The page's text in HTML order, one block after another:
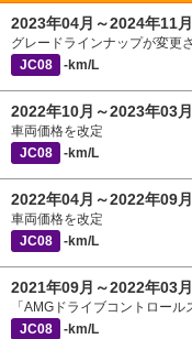
2023年04月～2024年11
グレードラインナップが変更
JC08
-km/L
2022年10月～2023年03
車両価格を改定
JC08
-km/L
2022年04月～2022年09
車両価格を改定
JC08
-km/L
2021年09月～2022年03
「AMGドライブコントロー
JC08
-km/L